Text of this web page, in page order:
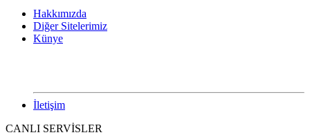
Hakkımızda
Diğer Sitelerimiz
Künye
İletişim
CANLI SERVİSLER